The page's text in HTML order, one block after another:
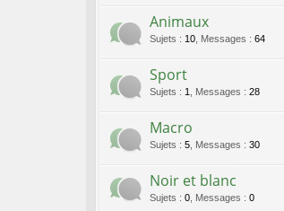
Animaux
Sujets : 10 Messages : 64
Sport
Sujets : 1 Messages : 28
Macro
Sujets : 5 Messages : 30
Noir et blanc
Sujets : 0 Messages : 0